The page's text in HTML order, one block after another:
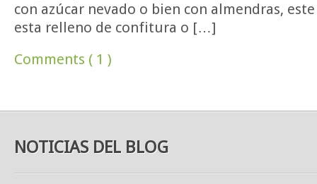
con azúcar nevado o bien con almendras,
esta relleno de confitura o […]
Comments ( 1 )
NOTICIAS DEL BLOG